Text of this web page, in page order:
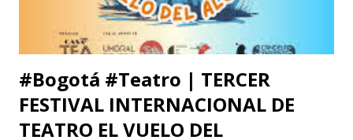
respeto. Así es como suele decirse, con educación? Pero, lo
que me ll...
#Bogotá #Teatro | TERCER
FESTIVAL INTERNACIONAL DE
TEATRO EL VUELO DEL